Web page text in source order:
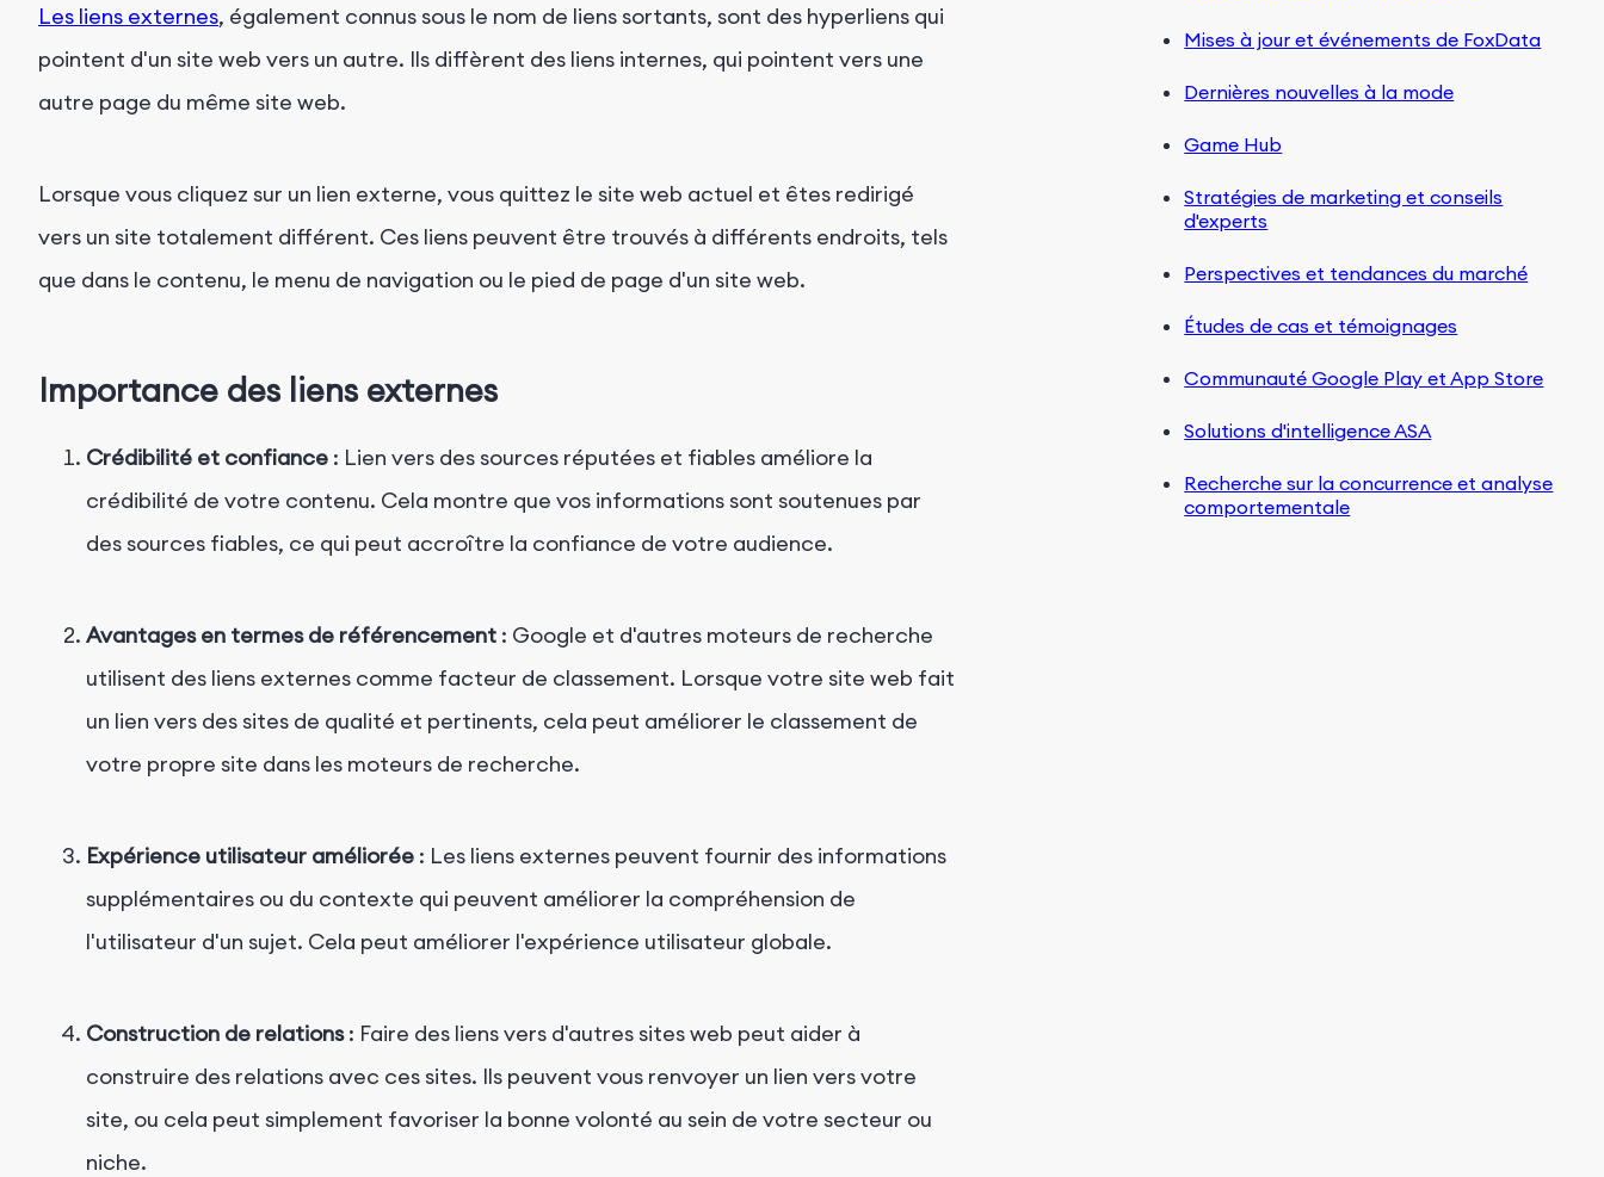
Les liens externes, également connus sous le nom de liens sortants, sont des hyperliens qui
pointent d'un site web vers un autre. Ils diffèrent des liens internes, qui pointent vers une
autre page du même site web.
Lorsque vous cliquez sur un lien externe, vous quittez le site web actuel et êtes redirigé
vers un site totalement différent. Ces liens peuvent être trouvés à différents endroits, tels
que dans le contenu, le menu de navigation ou le pied de page d'un site web.
Importance des liens externes
Crédibilité et confiance : Lien vers des sources réputées et fiables améliore la
crédibilité de votre contenu. Cela montre que vos informations sont soutenues par
des sources fiables, ce qui peut accroître la confiance de votre audience.
Avantages en termes de référencement : Google et d'autres moteurs de recherche
utilisent des liens externes comme facteur de classement. Lorsque votre site web fait
un lien vers des sites de qualité et pertinents, cela peut améliorer le classement de
votre propre site dans les moteurs de recherche.
Expérience utilisateur améliorée : Les liens externes peuvent fournir des informations
supplémentaires ou du contexte qui peuvent améliorer la compréhension de
l'utilisateur d'un sujet. Cela peut améliorer l'expérience utilisateur globale.
Construction de relations: Faire des liens vers d'autres sites web peut aider à
construire des relations avec ces sites. Ils peuvent vous renvoyer un lien vers votre
site, ou cela peut simplement favoriser la bonne volonté au sein de votre secteur ou
niche.
Mises à jour et événements de FoxData
Dernières nouvelles à la mode
Game Hub
Stratégies de marketing et conseils
d'experts
Perspectives et tendances du marché
Études de cas et témoignages
Communauté Google Play et App Store
Solutions d'intelligence ASA
Recherche sur la concurrence et analyse
comportementale